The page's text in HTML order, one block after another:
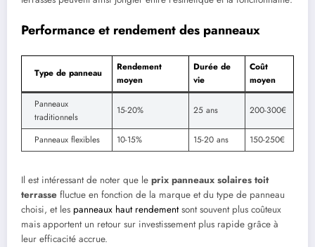
Performance et rendement des panneaux
Type de panneau
Rendement
moyen
Durée de
vie
Coût
moyen
Panneaux
traditionnels
15-20% 25 ans 200-300€
Panneaux flexibles 10-15% 15-20 ans 150-250€
Il est intéressant de noter que le prix panneaux solaires toit
terrasse fluctue en fonction de la marque et du type de panneau
choisi, et les panneaux haut rendementsont souvent plus coûteux
mais apportent un retour sur investissement plus rapide grâce à
leur efficacité accrue.